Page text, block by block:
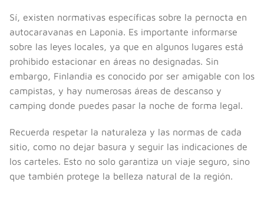
Sí, existen normativas específicas sobre la pernocta en
autocaravanas en Laponia. Es importante informarse
sobre las leyes locales, ya que en algunos lugares está
prohibido estacionar en áreas no designadas. Sin
embargo, Finlandia es conocido por ser amigable con los
campistas, y hay numerosas áreas de descanso y
camping donde puedes pasar la noche de forma legal.
Recuerda respetar la naturaleza y las normas de cada
sitio, como no dejar basura y seguir las indicaciones de
los carteles. Esto no solo garantiza un viaje seguro, sino
que también protege la belleza natural de la región.